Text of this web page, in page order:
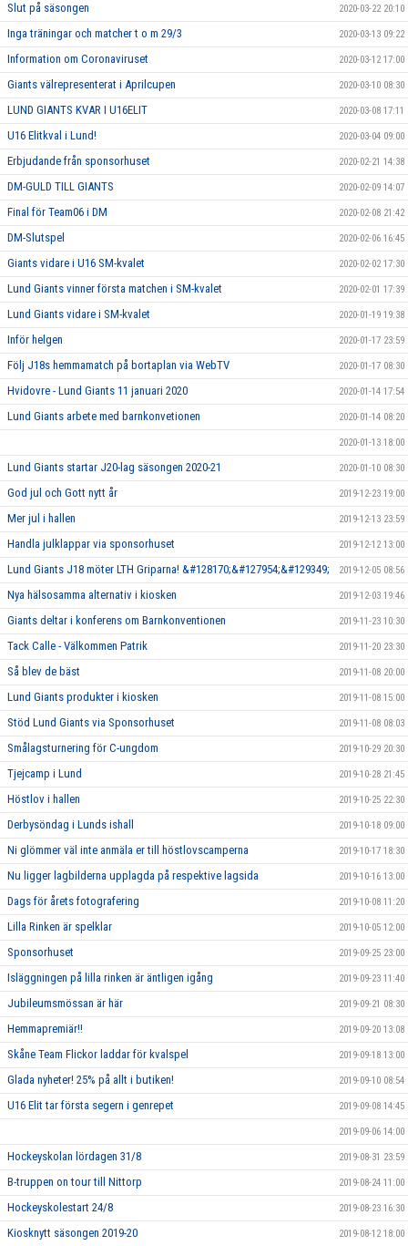
Slut på säsongen 2020-03-22 20:10
Inga träningar och matcher t o m 29/3 2020-03-13 09:22
Information om Coronaviruset 2020-03-12 17:00
Giants välrepresenterat i Aprilcupen 2020-03-10 08:30
LUND GIANTS KVAR I U16ELIT 2020-03-08 17:11
U16 Elitkval i Lund! 2020-03-04 09:00
Erbjudande från sponsorhuset 2020-02-21 14:38
DM-GULD TILL GIANTS 2020-02-09 14:07
Final för Team06 i DM 2020-02-08 21:42
DM-Slutspel 2020-02-06 16:45
Giants vidare i U16 SM-kvalet 2020-02-02 17:30
Lund Giants vinner första matchen i SM-kvalet 2020-02-01 17:39
Lund Giants vidare i SM-kvalet 2020-01-19 19:38
Inför helgen 2020-01-17 23:59
Följ J18s hemmamatch på bortaplan via WebTV 2020-01-17 08:30
Hvidovre - Lund Giants 11 januari 2020 2020-01-14 17:54
Lund Giants arbete med barnkonvetionen 2020-01-14 08:20
2020-01-13 18:00
Lund Giants startar J20-lag säsongen 2020-21 2020-01-10 08:30
God jul och Gott nytt år 2019-12-23 19:00
Mer jul i hallen 2019-12-13 23:59
Handla julklappar via sponsorhuset 2019-12-12 13:00
Lund Giants J18 möter LTH Griparna! &#128170;&#127954;&#129349; 2019-12-05 08:56
Nya hälsosamma alternativ i kiosken 2019-12-03 19:46
Giants deltar i konferens om Barnkonventionen 2019-11-23 10:30
Tack Calle - Välkommen Patrik 2019-11-20 23:30
Så blev de bäst 2019-11-08 20:00
Lund Giants produkter i kiosken 2019-11-08 15:00
Stöd Lund Giants via Sponsorhuset 2019-11-08 08:03
Smålagsturnering för C-ungdom 2019-10-29 20:30
Tjejcamp i Lund 2019-10-28 21:45
Höstlov i hallen 2019-10-25 22:30
Derbysöndag i Lunds ishall 2019-10-18 09:00
Ni glömmer väl inte anmäla er till höstlovscamperna 2019-10-17 18:30
Nu ligger lagbilderna upplagda på respektive lagsida 2019-10-16 13:00
Dags för årets fotografering 2019-10-08 11:20
Lilla Rinken är spelklar 2019-10-05 12:00
Sponsorhuset 2019-09-25 23:00
Isläggningen på lilla rinken är äntligen igång 2019-09-23 11:40
Jubileumsmössan är här 2019-09-21 08:30
Hemmapremiär!! 2019-09-20 13:08
Skåne Team Flickor laddar för kvalspel 2019-09-18 13:00
Glada nyheter! 25% på allt i butiken! 2019-09-10 08:54
U16 Elit tar första segern i genrepet 2019-09-08 14:45
2019-09-06 14:00
Hockeyskolan lördagen 31/8 2019-08-31 23:59
B-truppen on tour till Nittorp 2019-08-24 11:00
Hockeyskolestart 24/8 2019-08-23 16:30
Kiosknytt säsongen 2019-20 2019-08-12 18:00